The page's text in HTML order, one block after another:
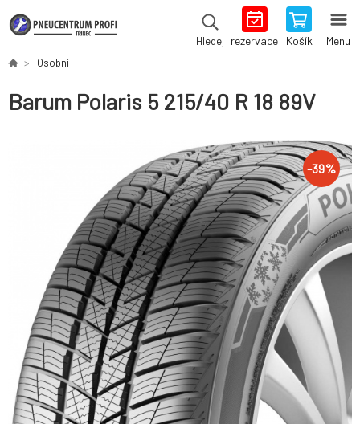
Hledej rezervace Košík Menu
Osobní
Barum Polaris 5 215/40 R 18 89V
-39%